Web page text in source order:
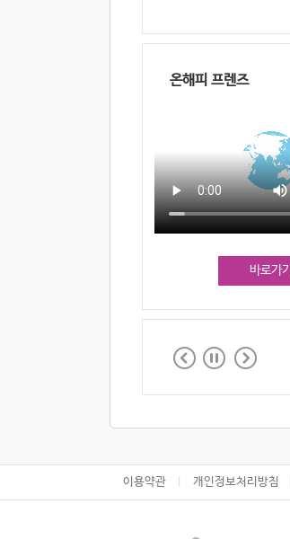
온해피 프렌즈
바로가기
이용약관 개인정보처리방침